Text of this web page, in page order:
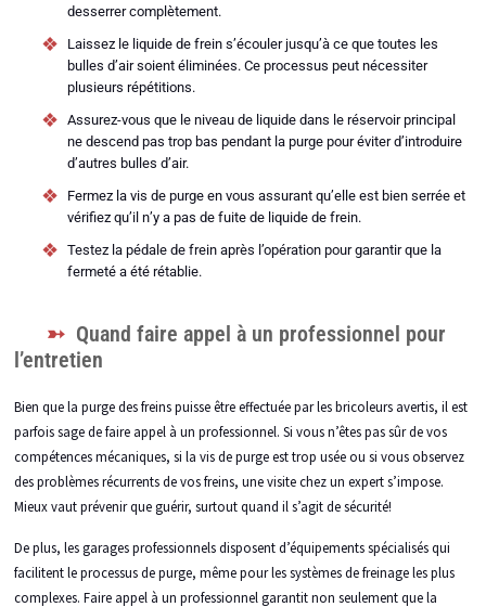
desserrer complètement.
Laissez le liquide de frein s’écouler jusqu’à ce que toutes les
bulles d’air soient éliminées. Ce processus peut nécessiter
plusieurs répétitions.
Assurez-vous que le niveau de liquide dans le réservoir principal
ne descend pas trop bas pendant la purge pour éviter d’introduire
d’autres bulles d’air.
Fermez la vis de purge en vous assurant qu’elle est bien serrée et
vérifiez qu’il n’y a pas de fuite de liquide de frein.
Testez la pédale de frein après l’opération pour garantir que la
fermeté a été rétablie.
Quand faire appel à un professionnel pour
l’entretien
Bien que la purge des freins puisse être effectuée par les bricoleurs avertis, il est
parfois sage de faire appel à un professionnel. Si vous n’êtes pas sûr de vos
compétences mécaniques, si la vis de purge est trop usée ou si vous observez
des problèmes récurrents de vos freins, une visite chez un expert s’impose.
Mieux vaut prévenir que guérir, surtout quand il s’agit de sécurité!
De plus, les garages professionnels disposent d’équipements spécialisés qui
facilitent le processus de purge, même pour les systèmes de freinage les plus
complexes. Faire appel à un professionnel garantit non seulement que la